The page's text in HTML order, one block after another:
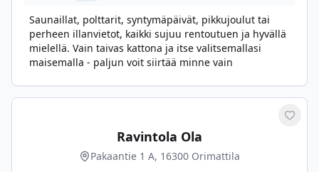
Saunaillat, polttarit, syntymäpäivät, pikkujoulut tai
perheen illanvietot, kaikki sujuu rentoutuen ja hyvällä
mielellä. Vain taivas kattona ja itse valitsemallasi
maisemalla - paljun voit siirtää minne vain
Ravintola Ola
Pakaantie 1 A, 16300 Orimattila